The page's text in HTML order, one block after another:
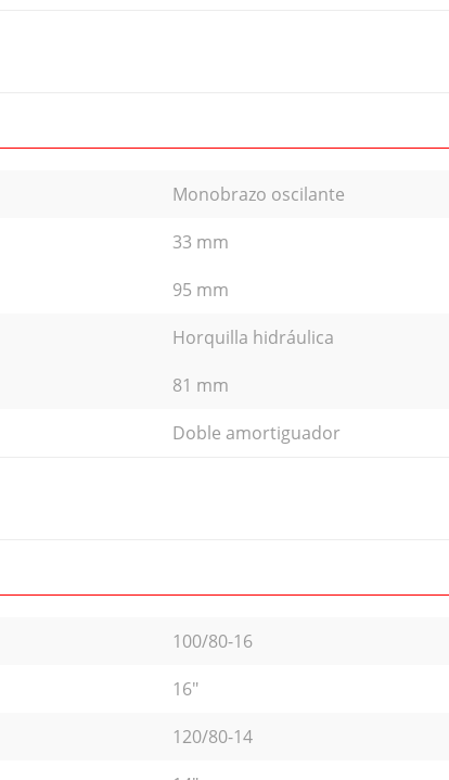
Monobrazo oscilante
33 mm
95 mm
Horquilla hidráulica
81 mm
Doble amortiguador
100/80-16
16"
120/80-14